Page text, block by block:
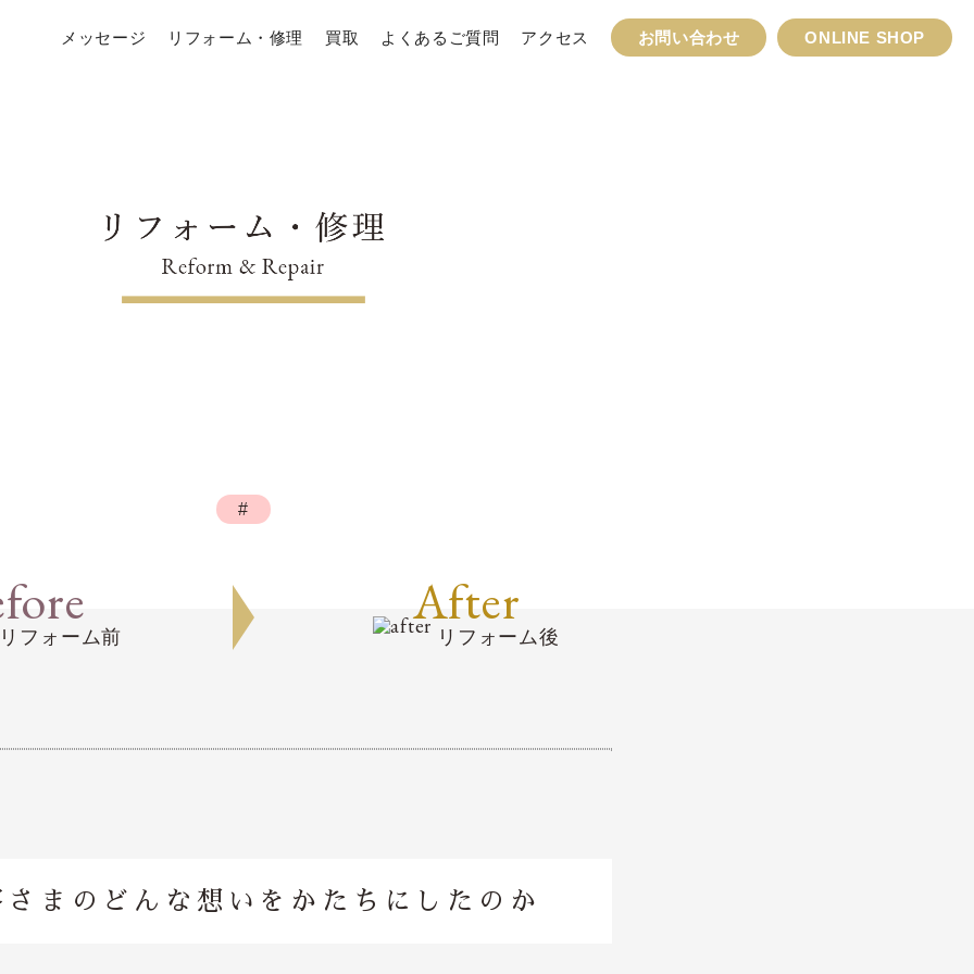
メッセージ リフォーム・修理 買取 よくあるご質問 アクセス お問い合わせ ONLINE SHOP
#
リフォーム前
After
リフォーム後
さまのどんな想いを かたちにしたのか